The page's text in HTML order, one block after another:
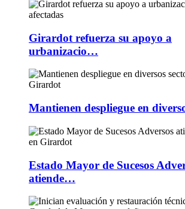
Girardot refuerza su apoyo a
urbanizacio…
Mantienen despliegue en
Estado Mayor de Sucesos
atiende…